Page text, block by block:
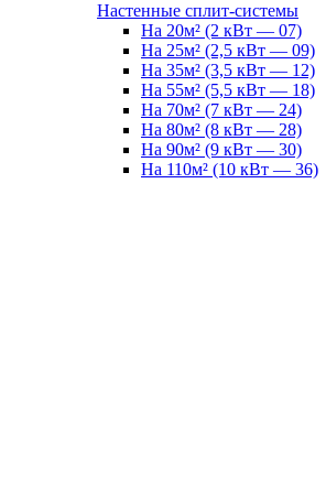
Настенные сплит-системы
На 20м² (2 кВт — 07)
На 25м² (2,5 кВт — 09)
На 35м² (3,5 кВт — 12)
На 55м² (5,5 кВт — 18)
На 70м² (7 кВт — 24)
На 80м² (8 кВт — 28)
На 90м² (9 кВт — 30)
На 110м² (10 кВт — 36)